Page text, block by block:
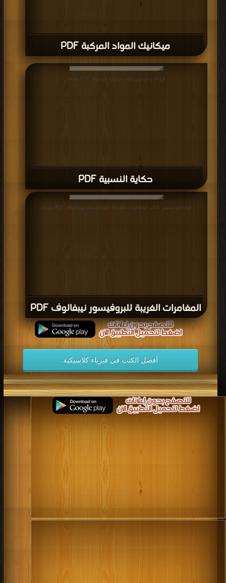
ميكانيك المواد المركبة PDF
حكاية النسبية PDF
قراءة و تحميل كتاب حكاية النسبية PDF مجانا
المغامرات الغريبة للبروفيسور نيبفالوف PDF
قراءة و تحميل كتاب المغامرات الغريبة للبروفيسور نيبفالوف PDF مجانا
أفضل الكتب في فيزياء كلاسيكية